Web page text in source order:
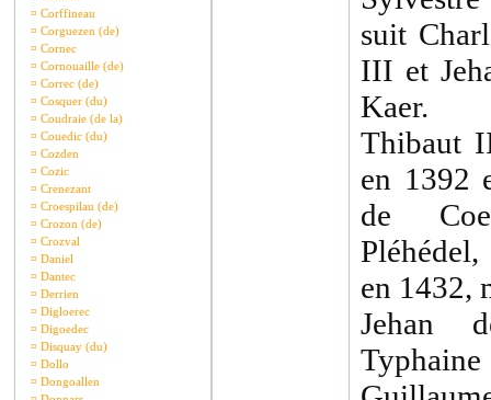
¤ Corffineau
¤ Corguezen (de)
¤ Cornec
¤ Cornouaille (de)
¤ Correc (de)
¤ Cosquer (du)
¤ Coudraie (de la)
¤ Couedic (du)
¤ Cozden
¤ Cozic
¤ Crenezant
¤ Croespilau (de)
¤ Crozon (de)
¤ Crozval
¤ Daniel
¤ Dantec
¤ Derrien
¤ Digloerec
¤ Digoedec
¤ Disquay (du)
¤ Dollo
¤ Dongoallen
suit
III et
Kaer.
Thibaut
en 1392
de
en 1432,
Jehan